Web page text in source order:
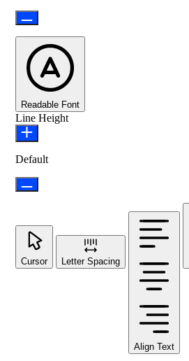
Readable Font
Line Height
Default
Cursor Letter Spacing
Align Text